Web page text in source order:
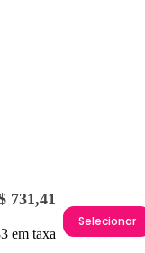
731,41
em taxa
Selecionar